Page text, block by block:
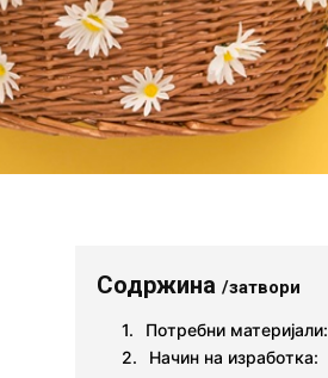
Содржина/затвори
Потребни материјали:
Начин на изработка: